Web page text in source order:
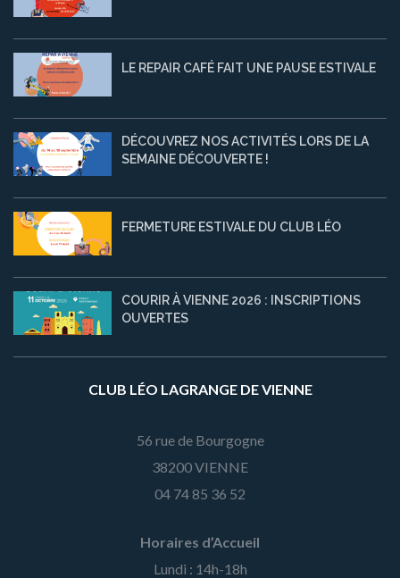
LE REPAIR CAFÉ FAIT UNE PAUSE ESTIVALE
DÉCOUVREZ NOS ACTIVITÉS LORS DE LA
SEMAINE DÉCOUVERTE !
FERMETURE ESTIVALE DU CLUB LÉO
COURIR À VIENNE 2026 : INSCRIPTIONS
OUVERTES
CLUB LÉO LAGRANGE DE VIENNE
56 rue de Bourgogne
38200 VIENNE
04 74 85 36 52
Horaires d’Accueil
Lundi : 14h-18h